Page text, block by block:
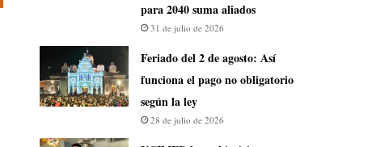
para 2040 suma aliados
31 de julio de 2026
Feriado del 2 de agosto: Así
funciona el pago no obligatorio
según la ley
28 de julio de 2026